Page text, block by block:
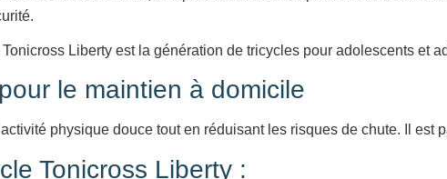
Liberty est la génération de tricycles pour adolescents et
le maintien à domicile
physique douce tout en réduisant les risques de chute. Il est
Tonicross Liberty :